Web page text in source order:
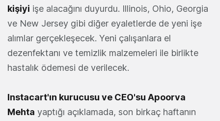
kişiyi işe alacağını duyurdu. Illinois, Ohio, Georgia
ve New Jersey gibi diğer eyaletlerde de yeni işe
alımlar gerçekleşecek. Yeni çalışanlara el
dezenfektanı ve temizlik malzemeleri ile birlikte
hastalık ödemesi de verilecek.
Instacart'ın kurucusu ve CEO'su Apoorva
Mehta yaptığı açıklamada, son birkaç haftanın